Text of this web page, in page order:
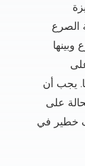
الصرع
وبينها
يجب أن
على
خطير في